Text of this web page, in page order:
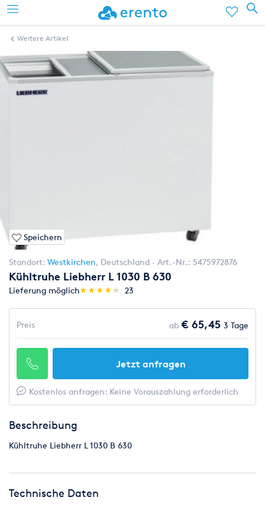
Weitere Artikel
Speichern
Standort: Westkirchen, Deutschland Art.-Nr.: 5475972876
Kühltruhe Liebherr L 1030 B 630
Lieferung möglich(*)
★
★
(*)★
★
(*) ★
★
(*) ★
★
(*) ★
★ 23
Preis ab € 65,45 3 Tage
Jetzt anfragen
Kostenlos anfragen: Keine Vorauszahlung erforderlich
Beschreibung
Kühltruhe Liebherr L 1030 B 630
Technische Daten